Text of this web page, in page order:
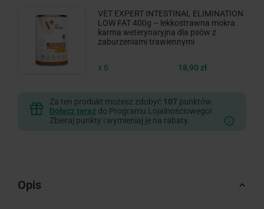
VET EXPERT INTESTINAL ELIMINATION
LOW FAT 400g – lekkostrawna mokra
karma weterynaryjna dla psów z
zaburzeniami trawiennymi
x 6 18,90 zł
Za ten produkt możesz zdobyć 107 punktów.
Dołącz teraz do Programu Lojalnościowego!
Zbieraj punkty i wymieniaj je na rabaty.
Opis